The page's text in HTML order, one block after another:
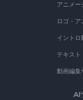
アニメー
ロゴ・ア
イントロ
テキスト
動画編集
AI